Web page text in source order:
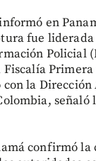
en
fue
Policial
Primera
la
confirmó la